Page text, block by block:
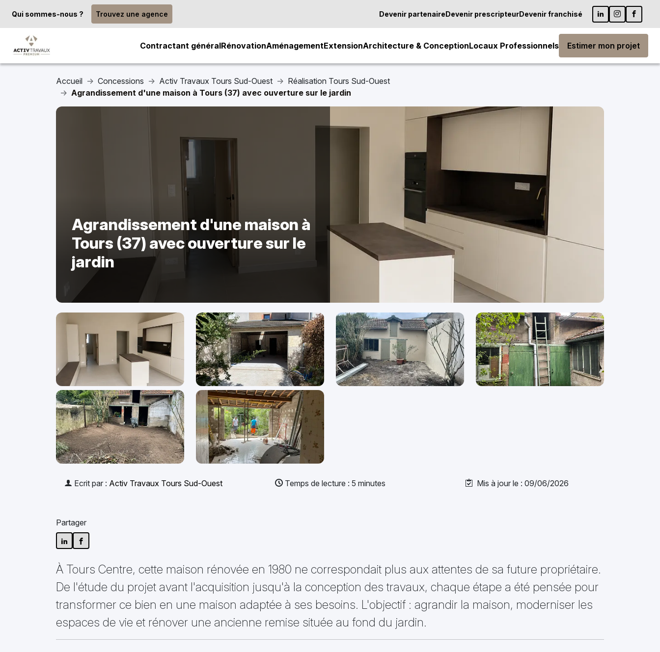
Qui sommes-nous ? Trouvez une agence Devenir partenaireDevenir prescripteurDevenir franchisé
Contractant généralRénovationAménagementExtensionArchitecture & ConceptionLocaux Professionnels Estimer mon projet
Accueil Concessions Activ Travaux Tours Sud-Ouest
Réalisation Tours Sud-Ouest
Agrandissement d'une maison à Tours (37) avec ouverture sur le jardin
Agrandissement d'une maison à
Tours (37) avec ouverture sur le
jardin
Ecrit par : Activ Travaux Tours Sud-Ouest Temps de lecture : 5 minutes Mis à jour le : 09/06/2026
Partager
À Tours Centre, cette maison rénovée en 1980 ne correspondait plus aux attentes de sa future propriétaire.
De l'étude du projet avant l'acquisition jusqu'à la conception des travaux, chaque étape a été pensée pour
transformer ce bien en une maison adaptée à ses besoins. L'objectif : agrandir la maison, moderniser les
espaces de vie et rénover une ancienne remise située au fond du jardin.